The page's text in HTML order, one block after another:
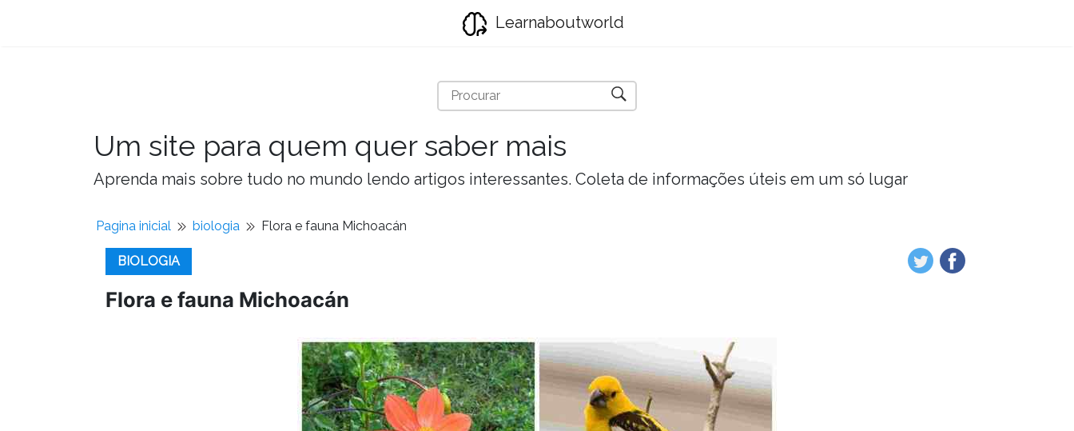
Learnaboutworld
Um site para quem quer saber mais
Aprenda mais sobre tudo no mundo lendo artigos interessantes. Coleta de informações úteis em um só lugar
Pagina inicial biologia Flora e fauna Michoacán
BIOLOGIA
Flora e fauna Michoacán